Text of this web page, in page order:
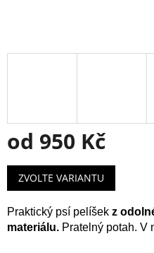
od 950 Kč
Měrná
cena:
ZVOLTE VARIANTU
Praktický psí pelíšek z
materiálu. Pratelný potah. V